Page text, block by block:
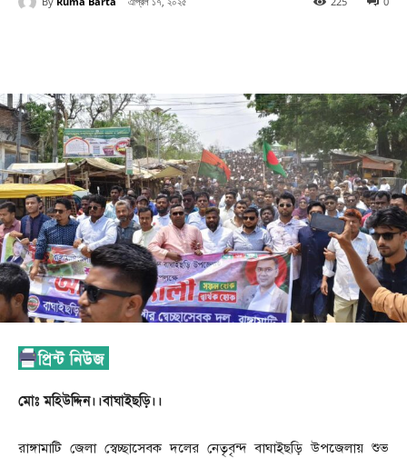
মোঃ মহিউদ্দিন।।বাঘাইছড়ি।।
রাঙ্গামাটি জেলা স্বেচ্ছাসেবক দলের নেতৃবৃন্দ বাঘাইছড়ি উপজেলায় শুভ